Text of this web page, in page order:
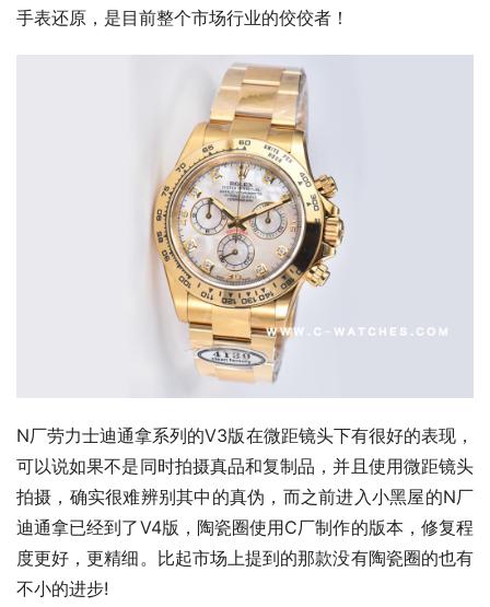
手表还原，是目前整个市场行业的佼佼者！
N厂劳力士迪通拿系列的V3版在微距镜头下有很好的表现，
可以说如果不是同时拍摄真品和复制品，并且使用微距镜头
拍摄，确实很难辨别其中的真伪，而之前进入小黑屋的N厂
迪通拿已经到了V4版，陶瓷圈使用C厂制作的版本，修复程
度更好，更精细。比起市场上提到的那款没有陶瓷圈的也有
不小的进步!